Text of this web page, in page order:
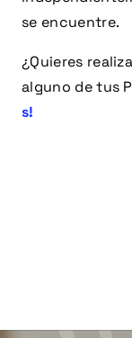
se encuentre.
¿Quieres
alguno de tus
s!